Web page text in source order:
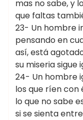
mas no sabe, y
que faltas
23- Un hombre
pensando en
así, está
su miseria sigue
24- Un hombre
los que ríen con
lo que no sabe
si se sienta